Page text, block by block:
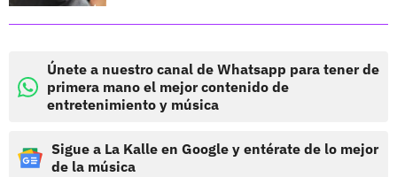
Únete a nuestro canal de Whatsapp para tener de
primera mano el mejor contenido de
entretenimiento y música
Sigue a La Kalle en Google y entérate de lo mejor
de la música